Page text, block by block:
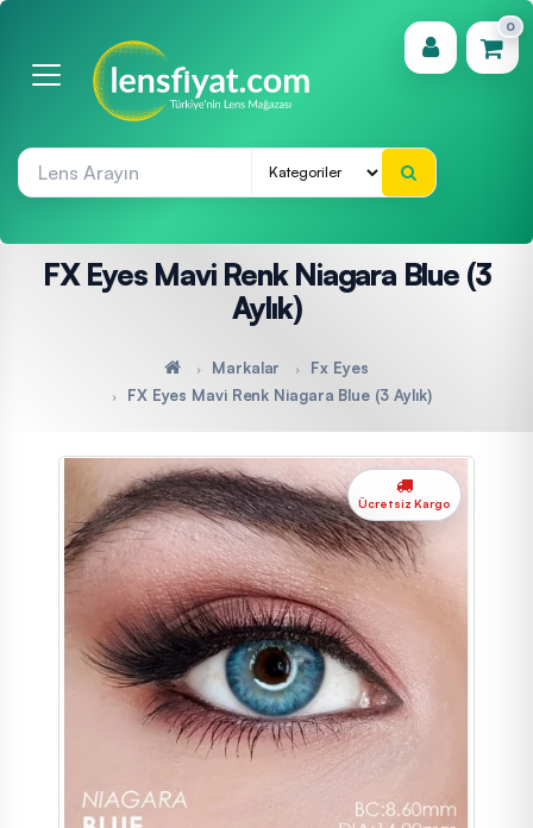
0
(0)
FX Eyes Mavi Renk Niagara Blue (3
Aylık)
Markalar
Fx Eyes
FX Eyes Mavi Renk Niagara Blue (3 Aylık)
Ücretsiz Kargo